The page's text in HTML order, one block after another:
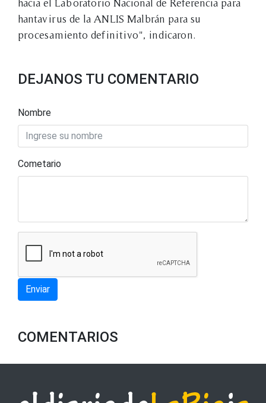
hantavirus de la ANLIS Malbrán para su
procesamiento definitivo", indicaron.
DEJANOS TU COMENTARIO
Nombre
Cometario
Enviar
COMENTARIOS